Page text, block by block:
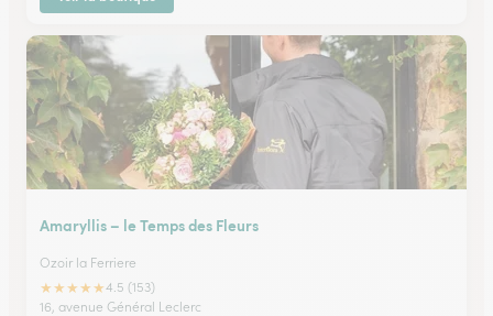
Amaryllis – le Temps des Fleurs
Ozoir la Ferriere
★★★★★4.5 (153)
16, avenue Général Leclerc